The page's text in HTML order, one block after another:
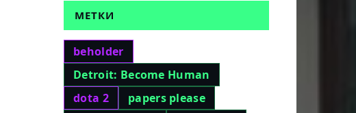
МЕТКИ
beholder
Detroit: Become Human
dota 2
papers please